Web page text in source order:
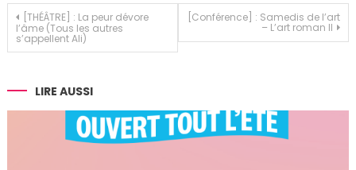
Navigation
de
l’article
[THÉÂTRE] : La peur dévore
l’âme (Tous les autres
s’appellent Ali)
[Conférence] : Samedis de l’art
– L’art roman II
LIRE AUSSI